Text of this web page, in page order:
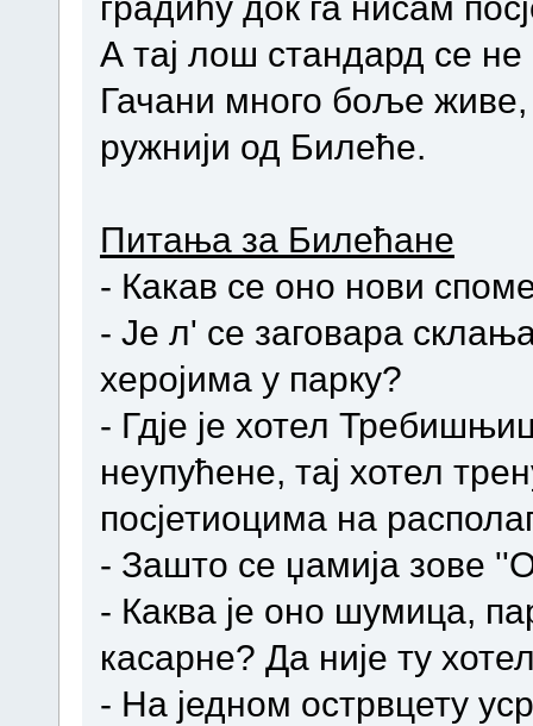
А тај лош стандард се
Гачани много боље
ружнији од Билеће.
Питања за Билећане
- Какав се оно нови
- Је л' се заговара
херојима у парку?
- Гдје је хотел
неупућене, тај хотел
посјетиоцима на
- Зашто се џамија зове
- Каква је оно шумица,
касарне? Да није ту
- На једном острвцету